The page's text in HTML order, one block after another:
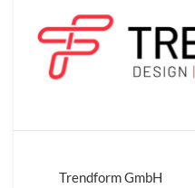
Trendform GmbH